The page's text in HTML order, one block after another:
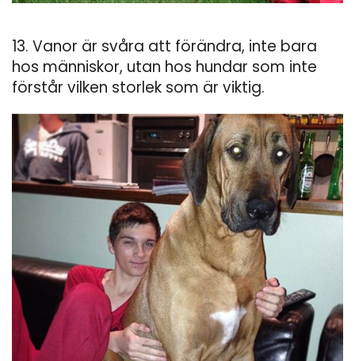
13. Vanor är svåra att förändra, inte bara
hos människor, utan hos hundar som inte
förstår vilken storlek som är viktig.